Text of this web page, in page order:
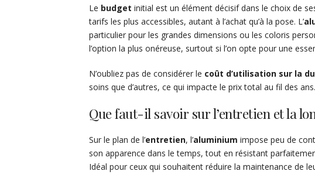
Le budget initial est un élément décisif dans le choix de
tarifs les plus accessibles, autant à l’achat qu’à la pose. L’
particulier pour les grandes dimensions ou les coloris
l’option la plus onéreuse, surtout si l’on opte pour une
N’oubliez pas de considérer le coût d’utilisation sur la
soins que d’autres, ce qui impacte le prix total au fil des ans.
Que faut-il savoir sur l’entretien et la
Sur le plan de l’entretien, l’aluminium impose peu de
son apparence dans le temps, tout en résistant
Idéal pour ceux qui souhaitent réduire la maintenance de